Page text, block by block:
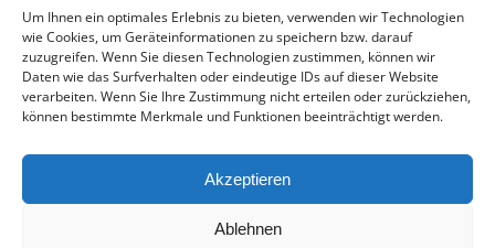
Um Ihnen ein optimales Erlebnis zu bieten, verwenden wir Technologien
wie Cookies, um Geräteinformationen zu speichern bzw. darauf
zuzugreifen. Wenn Sie diesen Technologien zustimmen, können wir
Daten wie das Surfverhalten oder eindeutige IDs auf dieser Website
verarbeiten. Wenn Sie Ihre Zustimmung nicht erteilen oder zurückziehen,
können bestimmte Merkmale und Funktionen beeinträchtigt werden.
Akzeptieren
Ablehnen
Varia